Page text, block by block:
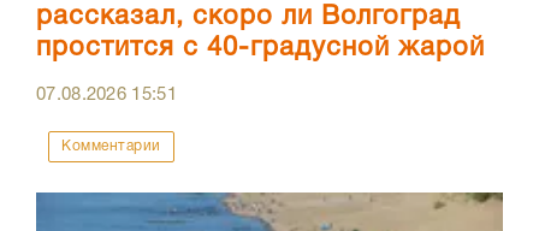
рассказал, скоро ли Волгоград
простится с 40-градусной жарой
07.08.2026 15:51
Комментарии